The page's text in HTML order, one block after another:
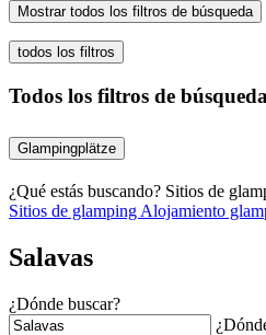
Mostrar todos los filtros de búsqueda
todos los filtros
Todos los filtros de búsqueda
Glampingplätze
¿Qué estás buscando? Sitios de
Sitios de glamping Alojamiento
Salavas
¿Dónde buscar?